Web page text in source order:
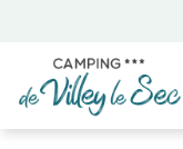
contenu